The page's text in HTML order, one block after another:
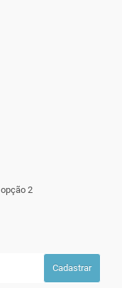
2
Cadastrar